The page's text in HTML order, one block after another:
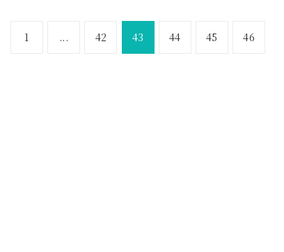
1 ... 42 43 44 45 46